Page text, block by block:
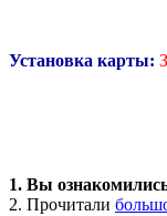
Установка карты:
1. Вы
2. Прочитали